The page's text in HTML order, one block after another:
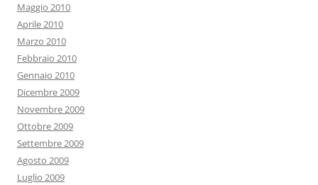
Maggio 2010
Aprile 2010
Marzo 2010
Febbraio 2010
Gennaio 2010
Dicembre 2009
Novembre 2009
Ottobre 2009
Settembre 2009
Agosto 2009
Luglio 2009